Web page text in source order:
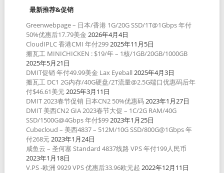
最新推荐&促销
Greenwebpage – 日本/香港 1G/20G SSD/1T@1Gbps 年付
50%优惠后17.79美金 2026年4月4日
CloudIPLC 香港CMI 年付2992025年11月5日
搬瓦工 MINICHICKEN : $19/年 – 1核/1GB/20GB/1000GB
2025年5月21日
DMIT促销 年付49.99美金 Lax Eyeball 2025年4月3日
搬瓦工 DC1 2G内存/40G硬盘/2T流量@2.5G端口优惠码后年
付$46.61美元2025年3月11日
DMIT 2023春节促销 日本CN2 50%优惠码2023年1月27日
DMIT 美西CN2 GIA 2023春节大促 – 1C/2G RAM/40G
SSD/1500G@4Gbps 年付$992023年1月25日
Cubecloud – 美西4837 – 512M/10G SSD/800G@1Gbps 年
付268元2023年1月24日
咸鱼云 – 圣何塞 Standard 4837线路 VPS 年付199人民币
2023年1月18日
V.PS -欧洲 9929 VPS 优惠后33.96欧元起 2022年12月11日